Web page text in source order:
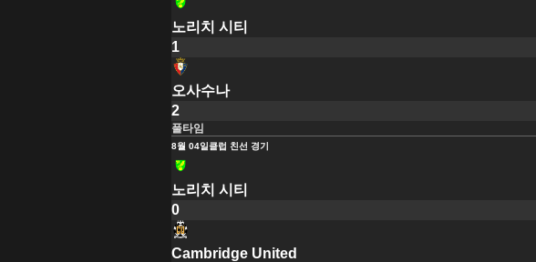
노리치 시티
1
오사수나
2
풀타임
8월 04일클럽 친선 경기
노리치 시티
0
Cambridge United